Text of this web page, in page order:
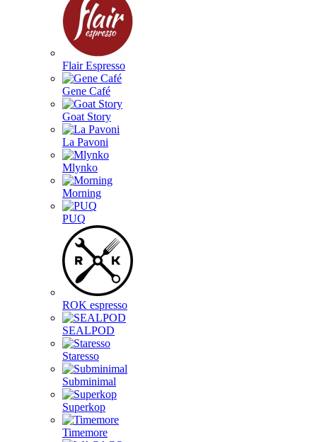
Flair Espresso
Gene Café
Goat Story
La Pavoni
Mlynko
Morning
PUQ
ROK espresso
SEALPOD
Staresso
Subminimal
Superkop
Timemore